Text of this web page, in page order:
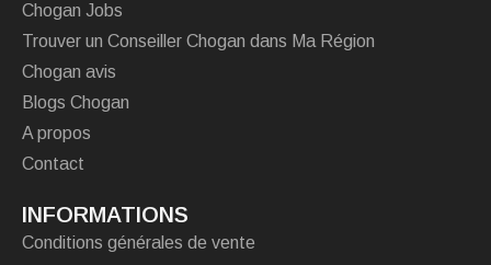
Chogan Jobs
Trouver un Conseiller Chogan dans Ma Région
Chogan avis
Blogs Chogan
A propos
Contact
INFORMATIONS
Conditions générales de vente